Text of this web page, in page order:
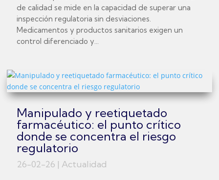
de calidad se mide en la capacidad de superar una
inspección regulatoria sin desviaciones.
Medicamentos y productos sanitarios exigen un
control diferenciado y...
Manipulado y reetiquetado
farmacéutico: el punto crítico
donde se concentra el riesgo
regulatorio
26-02-26 | Actualidad